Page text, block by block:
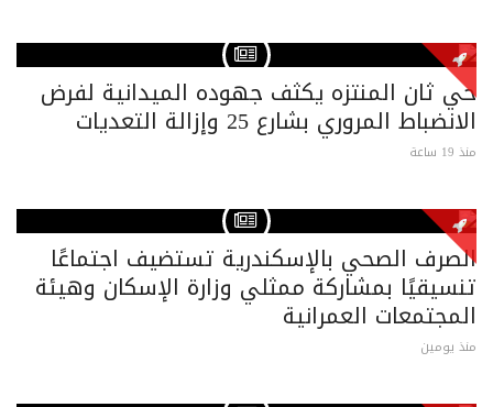
حي ثان المنتزه يكثف جهوده الميدانية لفرض
الانضباط المروري بشارع 25 وإزالة التعديات
منذ 19 ساعة
الصرف الصحي بالإسكندرية تستضيف اجتماعًا
تنسيقيًا بمشاركة ممثلي وزارة الإسكان وهيئة
المجتمعات العمرانية
منذ يومين